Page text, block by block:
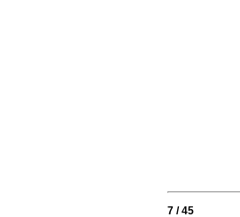
7 / 45